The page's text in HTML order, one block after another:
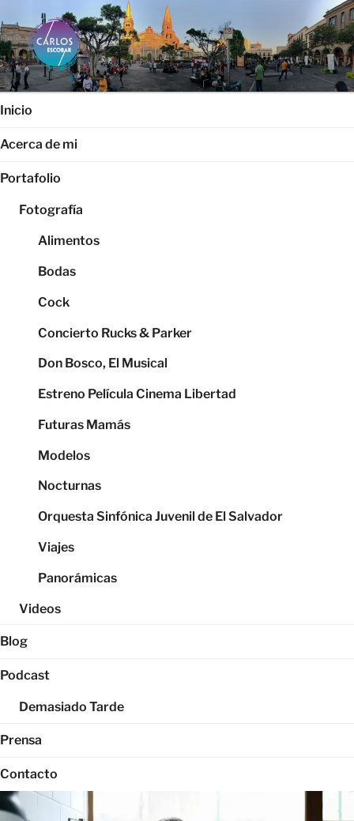
al
contenido
CARLOS ESCOBAR
Página web oficial del fotógrafo, locutor y productor audiovisual
Carlos Escobar
Inicio
Acerca de mi
Portafolio
Fotografía
Alimentos
Bodas
Cock
Concierto Rucks & Parker
Don Bosco, El Musical
Estreno Película Cinema Libertad
Futuras Mamás
Modelos
Nocturnas
Orquesta Sinfónica Juvenil de El Salvador
Viajes
Panorámicas
Videos
Blog
Podcast
Demasiado Tarde
Prensa
Contacto